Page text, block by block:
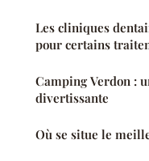
Les cliniques
pour certains
Camping Verdon :
divertissante
Où se situe le